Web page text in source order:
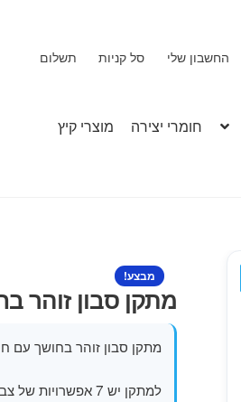
החשבון שלי סל קניות תשלום
חומרי יצירה מוצרי קיץ
מבצע!
מתקן סבון זוהר
מתקן סבון זוהר בחושך עם
למתקן יש 7